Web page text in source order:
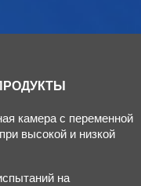
камера с переменной
высокой и низкой
на